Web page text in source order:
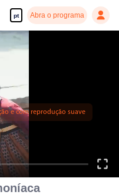
pt Abra o programa